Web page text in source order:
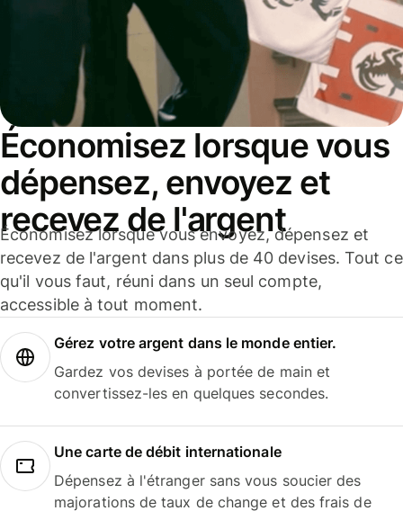
Économisez lorsque vous
dépensez, envoyez et
recevez de l'argent
Économisez lorsque vous envoyez, dépensez et
recevez de l'argent dans plus de 40 devises. Tout ce
qu'il vous faut, réuni dans un seul compte,
accessible à tout moment.
Gérez votre argent dans le monde entier.
Gardez vos devises à portée de main et
convertissez-les en quelques secondes.
Une carte de débit internationale
Dépensez à l'étranger sans vous soucier des
majorations de taux de change et des frais de